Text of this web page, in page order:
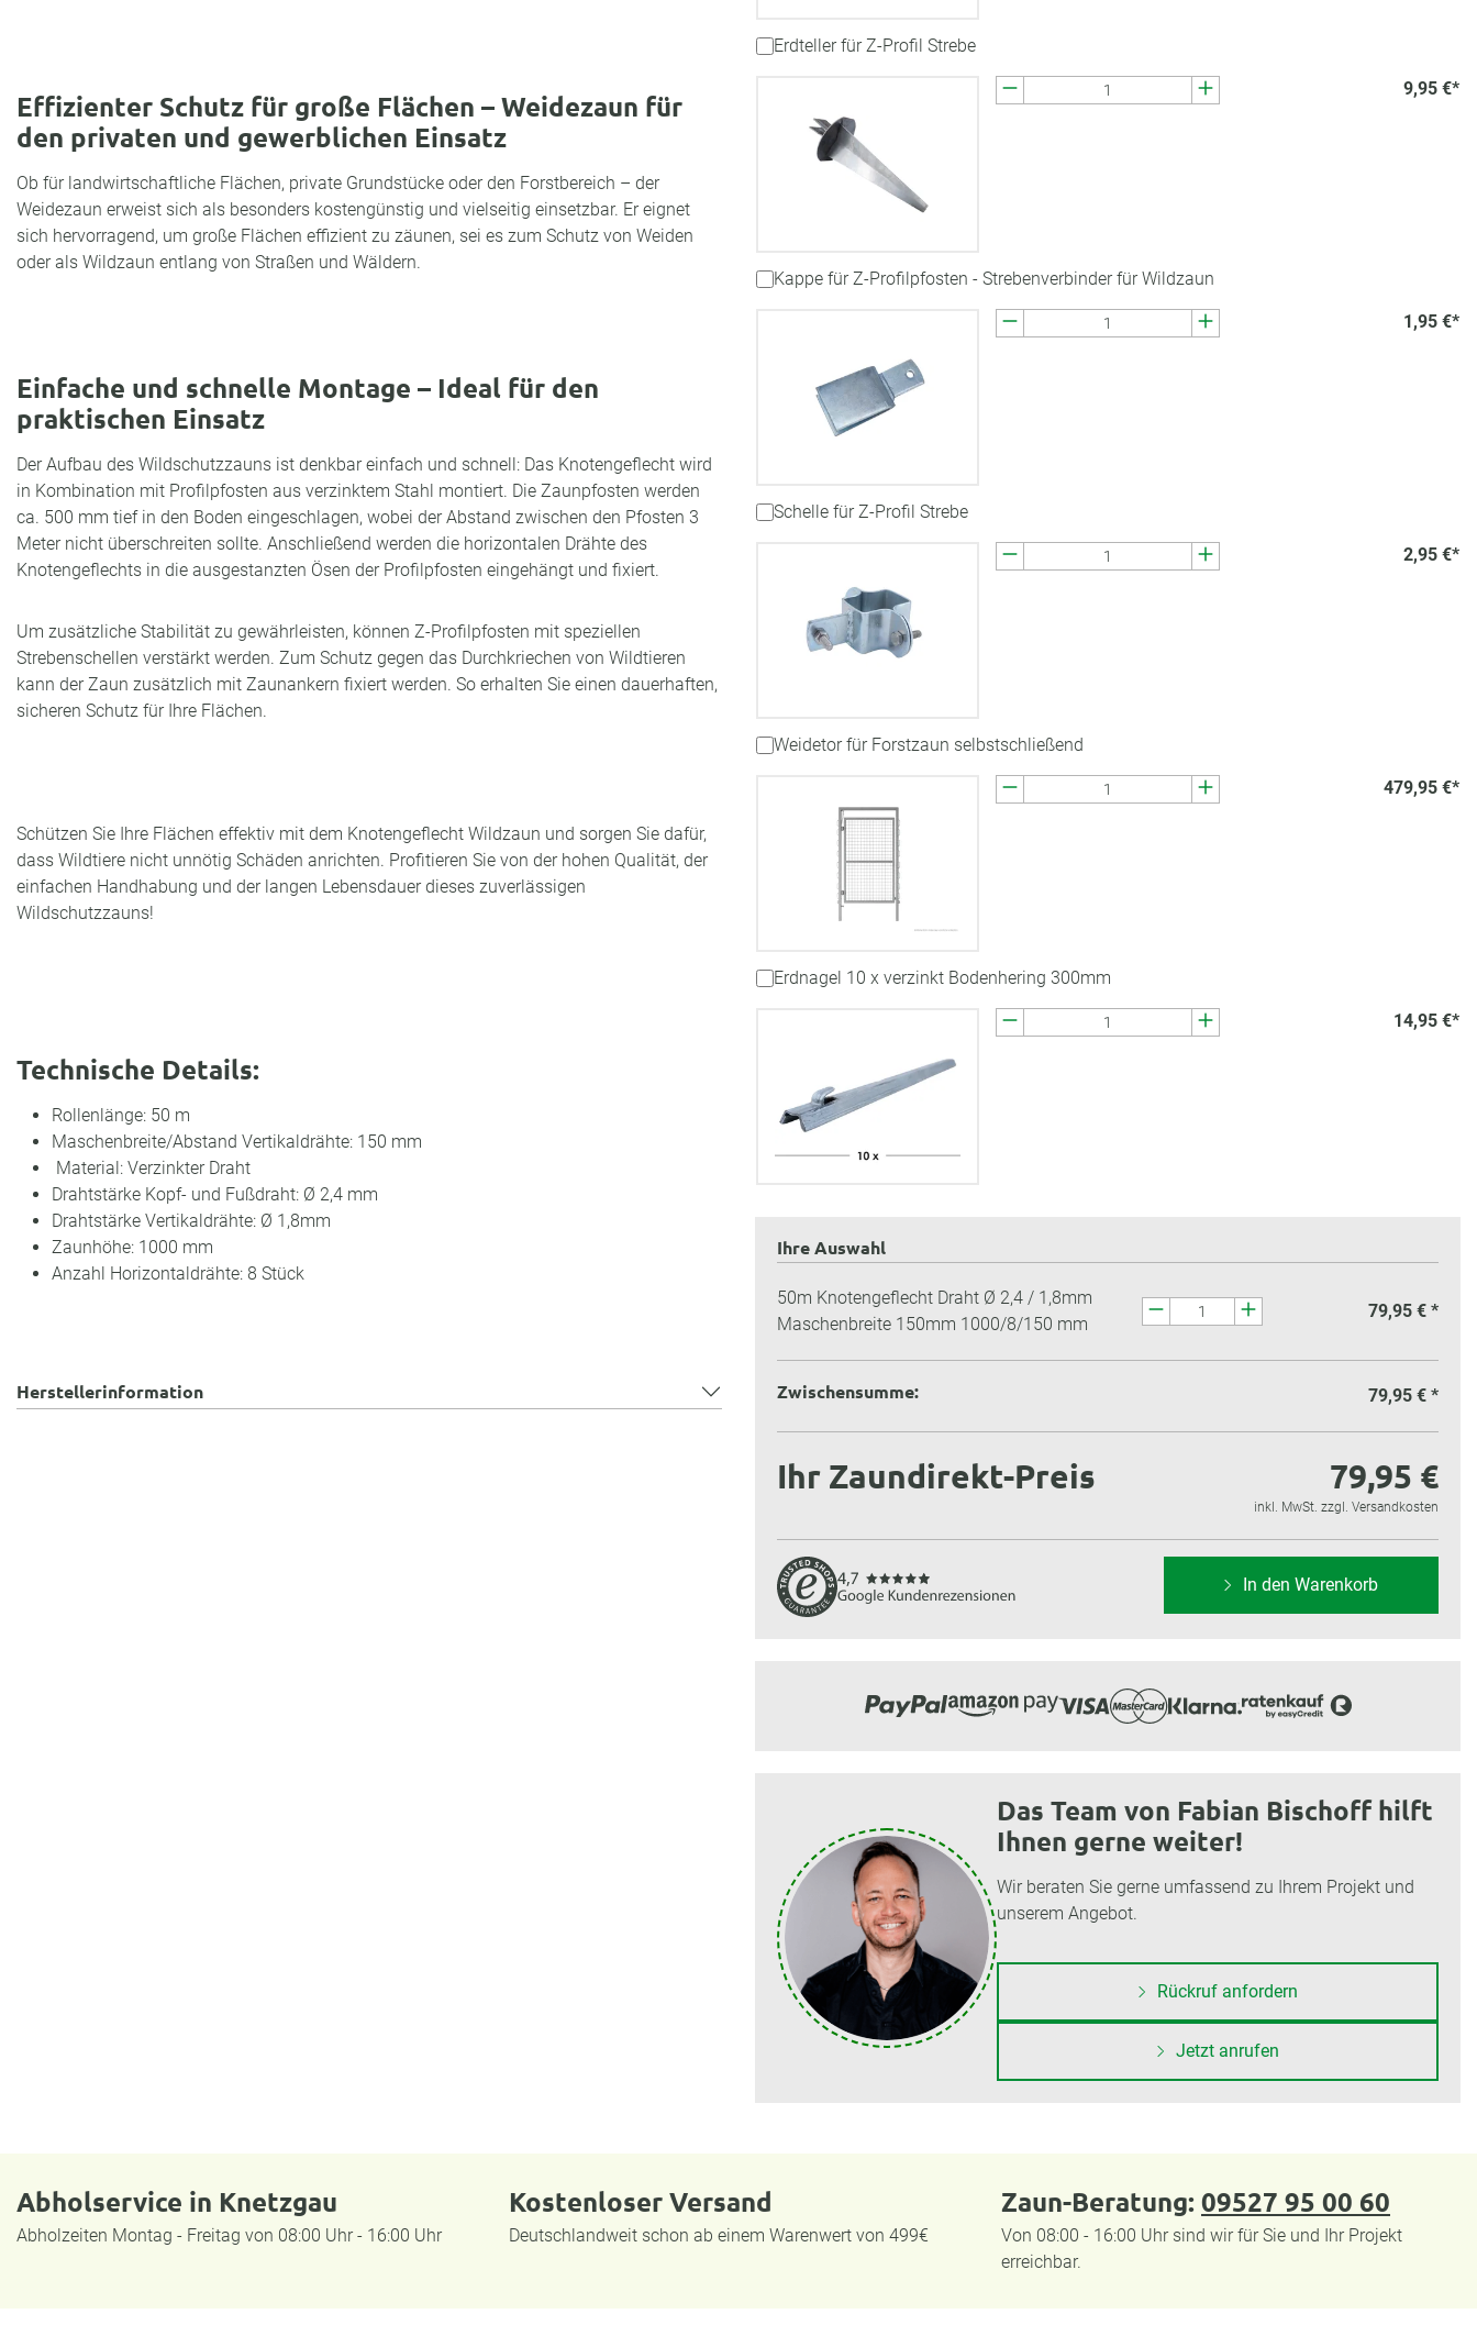
Effizienter Schutz für große Flächen – Weidezaun für
den privaten und gewerblichen Einsatz
Ob für landwirtschaftliche Flächen, private Grundstücke oder den Forstbereich – der
Weidezaun erweist sich als besonders kostengünstig und vielseitig einsetzbar. Er eignet
sich hervorragend, um große Flächen effizient zu zäunen, sei es zum Schutz von Weiden
oder als Wildzaun entlang von Straßen und Wäldern.
Einfache und schnelle Montage – Ideal für den
praktischen Einsatz
Der Aufbau des Wildschutzzauns ist denkbar einfach und schnell: Das Knotengeflecht wird
in Kombination mit Profilpfosten aus verzinktem Stahl montiert. Die Zaunpfosten werden
ca. 500 mm tief in den Boden eingeschlagen, wobei der Abstand zwischen den Pfosten 3
Meter nicht überschreiten sollte. Anschließend werden die horizontalen Drähte des
Knotengeflechts in die ausgestanzten Ösen der Profilpfosten eingehängt und fixiert.
Um zusätzliche Stabilität zu gewährleisten, können Z-Profilpfosten mit speziellen
Strebenschellen verstärkt werden. Zum Schutz gegen das Durchkriechen von Wildtieren
kann der Zaun zusätzlich mit Zaunankern fixiert werden. So erhalten Sie einen dauerhaften,
sicheren Schutz für Ihre Flächen.
Schützen Sie Ihre Flächen effektiv mit dem Knotengeflecht Wildzaun und sorgen Sie dafür,
dass Wildtiere nicht unnötig Schäden anrichten. Profitieren Sie von der hohen Qualität, der
einfachen Handhabung und der langen Lebensdauer dieses zuverlässigen
Wildschutzzauns!
Technische Details:
Rollenlänge: 50 m
Maschenbreite/Abstand Vertikaldrähte: 150 mm
Material: Verzinkter Draht
Drahtstärke Kopf- und Fußdraht: Ø 2,4 mm
Drahtstärke Vertikaldrähte: Ø 1,8mm
Zaunhöhe: 1000 mm
Anzahl Horizontaldrähte: 8 Stück
Herstellerinformation
Erdteller für Z-Profil Strebe
9,95 €*
Kappe für Z-Profilpfosten - Strebenverbinder für Wildzaun
1,95 €*
Schelle für Z-Profil Strebe
2,95 €*
Weidetor für Forstzaun selbstschließend
479,95 €*
Erdnagel 10 x verzinkt Bodenhering 300mm
14,95 €*
Ihre Auswahl
50m Knotengeflecht Draht Ø 2,4 / 1,8mm
Maschenbreite 150mm 1000/8/150 mm
79,95 € *
Zwischensumme: 79,95 € *
Ihr Zaundirekt-Preis 79,95 €
inkl. MwSt. zzgl. Versandkosten
In den Warenkorb
Das Team von Fabian Bischoff hilft
Ihnen gerne weiter!
Wir beraten Sie gerne umfassend zu Ihrem Projekt und
unserem Angebot.
Rückruf anfordern
Jetzt anrufen
Abholservice in Knetzgau
Abholzeiten Montag - Freitag von 08:00 Uhr - 16:00 Uhr
Kostenloser Versand
Deutschlandweit schon ab einem Warenwert von 499€
Zaun-Beratung: 09527 95 00 60
Von 08:00 - 16:00 Uhr sind wir für Sie und Ihr Projekt
erreichbar.